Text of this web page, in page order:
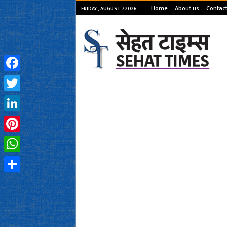
FRIDAY , AUGUST 7 2026 Home About us
Facebook
Twitter
LinkedIn
Pinterest
WhatsApp
Share